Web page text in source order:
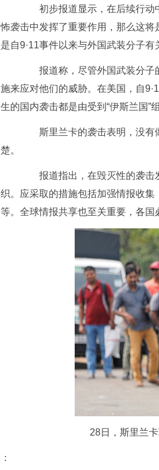
初步报道显示，在后续行动
怖袭击中发挥了重要作用，那么这将
是自9·11事件以来与外国武装分子
报道称，尽管外国武装分子
施来应对他们的威胁。在美国，自
生的国内袭击都是由受到“伊斯兰国”
斯里兰卡的袭击表明，没有
楚。
报道指出，在毁灭性的袭击发
织。应采取的措施包括加强情报收
等。全球情报共享也至关重要，各国
28日，斯里兰
：